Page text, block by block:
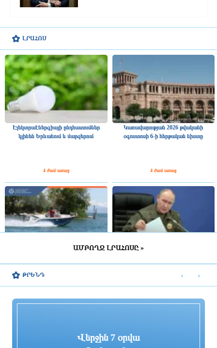
ԼՐԱՀՈՍ
Էլեկտրաէներգիայի ընդհատումներ
կլինեն Երևանում և մարզերում
4 ժամ առաջ
Կառավարության 2026 թվականի
օգոստոսի 6-ի հերթական նիստը
4 ժամ առաջ
ԱՄԲՈՂՋ ԼՐԱՀՈՍԸ »
ԹՐԵՆԴ
Վերջին 7 օրվա
‹ ›